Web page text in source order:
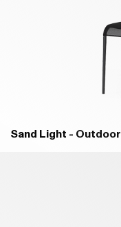
Sand Light - Outdoor